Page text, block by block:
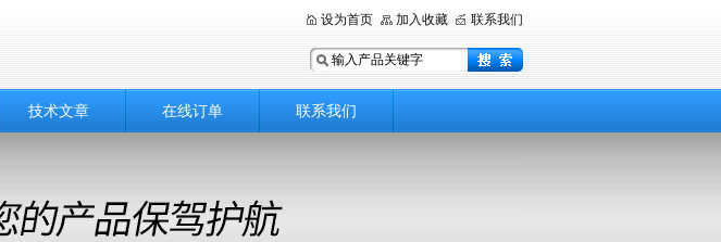
设为首页 加入收藏 联系我们
技术文章 在线订单 联系我们